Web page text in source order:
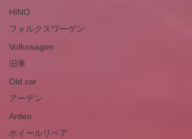
HINO
フォルクスワーゲン
Volkswagen
旧車
Old car
アーデン
Arden
ホイールリペア